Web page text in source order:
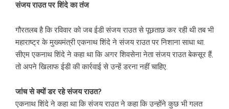
संजय राउत पर शिंदे का तंज
गौरतलब है कि रविवार को जब ईडी संजय राउत से पूछताछ कर रही थी तब भी
महाराष्ट्र के मुख्यमंत्री एकनाथ शिंदे ने संजय राउत पर निशाना साधा था.
सीएम एकनाथ शिंदे ने कहा था कि अगर शिवसेना नेता संजय राउत बेकसूर हैं,
तो अपने खिलाफ ईडी की कार्रवाई से उन्हें डरना नहीं चाहिए.
जांच से क्यों डर रहे संजय राउत?
एकनाथ शिंदे ने कहा था कि संजय राउत ने कहा कि उन्होंने कुछ भी गलत